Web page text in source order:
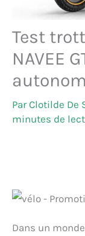
Test
NAVEE
ParClotilde De
minutes de
Dans un